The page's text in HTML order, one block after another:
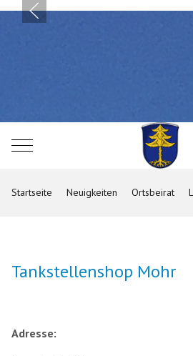
Mobile Menu Toggle
Startseite Neuigkeiten Ortsbeirat
Tankstellenshop Mohr
Adresse: